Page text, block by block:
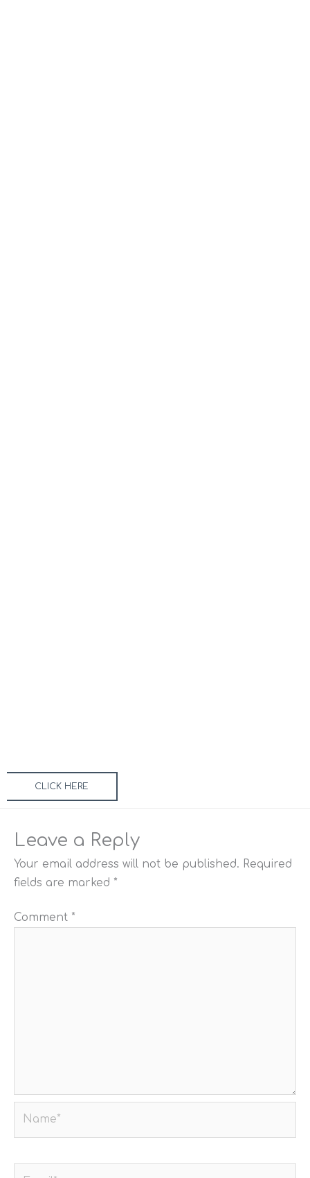
CLICK HERE
Leave a Reply
Your email address will not be published. Required
fields are marked *
Comment *